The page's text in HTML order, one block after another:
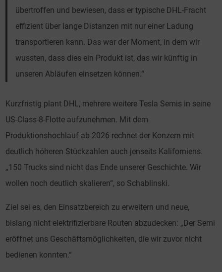
übertroffen und bewiesen, dass er typische DHL-Fracht
effizient über lange Distanzen mit nur einer Ladung
transportieren kann. Das war der Moment, in dem wir
wussten, dass dies ein Produkt ist, das wir künftig in
unseren Abläufen einsetzen können.“
Kurzfristig plant DHL, mehrere weitere Tesla Semis in seine
US-Class-8-Flotte aufzunehmen. Mit dem
Produktionshochlauf ab 2026 rechnet der Konzern mit
deutlich höheren Stückzahlen auch jenseits Kaliforniens.
„150 Trucks sind nicht das Ende unserer Geschichte. Wir
wollen noch deutlich skalieren“, so Schablinski.
Ziel sei es, den Einsatzbereich zu erweitern und neue,
bislang nicht elektrifizierbare Routen abzudecken: „Der Semi
eröffnet uns Geschäftsmöglichkeiten, die wir zuvor nicht
bedienen konnten.“